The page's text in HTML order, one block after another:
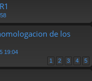
de los
19:04
1 2 3 4 5